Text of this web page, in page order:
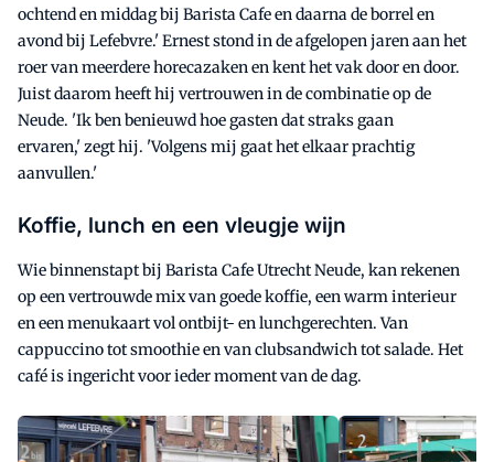
ochtend en middag bij Barista Cafe en daarna de borrel en
avond bij Lefebvre.' Ernest stond in de afgelopen jaren aan het
roer van meerdere horecazaken en kent het vak door en door.
Juist daarom heeft hij vertrouwen in de combinatie op de
Neude. 'Ik ben benieuwd hoe gasten dat straks gaan
ervaren,' zegt hij. 'Volgens mij gaat het elkaar prachtig
aanvullen.'
Koffie, lunch en een vleugje wijn
Wie binnenstapt bij Barista Cafe Utrecht Neude, kan rekenen
op een vertrouwde mix van goede koffie, een warm interieur
en een menukaart vol ontbijt- en lunchgerechten. Van
cappuccino tot smoothie en van clubsandwich tot salade. Het
café is ingericht voor ieder moment van de dag.